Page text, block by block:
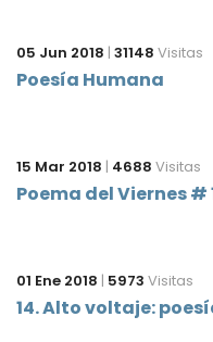
05 Jun 2018 | 31148 Visitas
Poesía Humana
15 Mar 2018 | 4688 Visitas
Poema del Viernes #
01 Ene 2018 | 5973 Visitas
14. Alto voltaje: